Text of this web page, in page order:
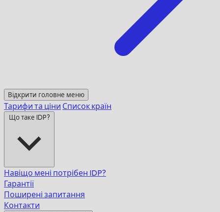
Відкрити головне меню
Тарифи та ціни Список країн
Що таке IDP?
Навіщо мені потрібен IDP?
Гарантії
Поширені запитання
Контакти